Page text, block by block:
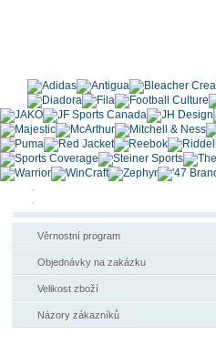
Věrnostní program
Objednávky na zakázku
Velikost zboží
Názory zákazníků